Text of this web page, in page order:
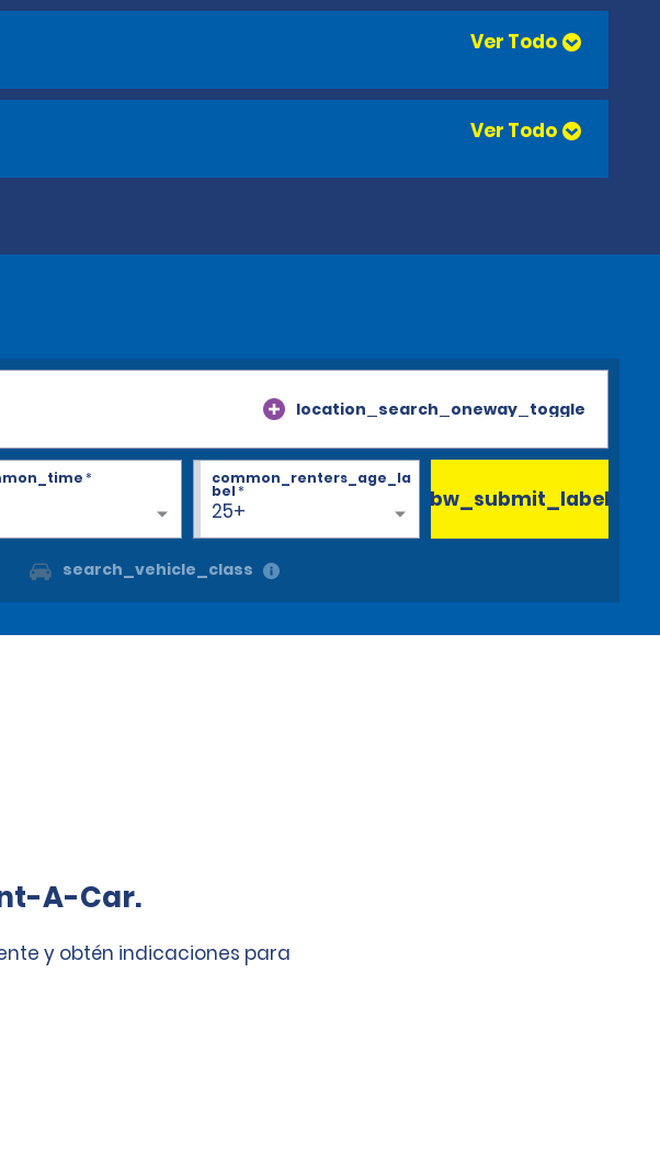
Ver Todo
Ver Todo
location_search_oneway_toggle
*
25+
common_renters_age_la
bel*
search_vehicle_class
bw_submit_label
A-Car.
y obtén indicaciones para